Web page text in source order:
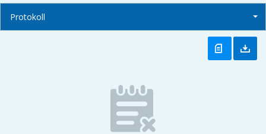
Protokoll